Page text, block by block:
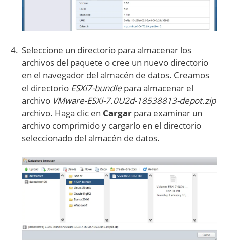
Seleccione un directorio para almacenar los
archivos del paquete o cree un nuevo directorio
en el navegador del almacén de datos. Creamos
el directorio ESXi7-bundle para almacenar el
archivo VMware-ESXi-7.0U2d-18538813-depot.zip
archivo. Haga clic en Cargar para examinar un
archivo comprimido y cargarlo en el directorio
seleccionado del almacén de datos.